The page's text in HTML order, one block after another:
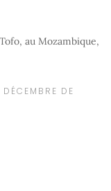
au Mozambique,
DE